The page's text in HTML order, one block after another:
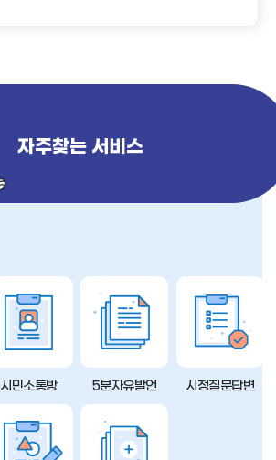
자주찾는 서비스
시민소통방 5분자유발언 시정질문답변